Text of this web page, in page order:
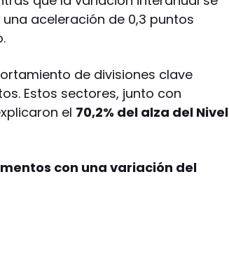
aceleración de 0,3 puntos
de divisiones clave
Estos sectores, junto con
el 70,2% del alza del Nivel
con una variación del